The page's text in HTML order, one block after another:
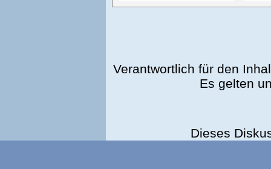
Verantwortlich für den
Es gelten
Dieses